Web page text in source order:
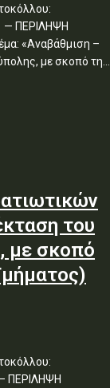
— ΠΕΡΙΛΗΨΗ
«Αναβάθμιση –
με σκοπό τη...
του
με σκοπό
ΠΕΡΙΛΗΨΗ